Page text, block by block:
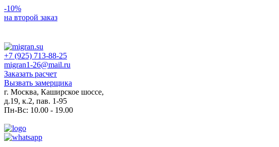
-10%
на второй заказ
+7 (925) 713-88-25
migran1-26@mail.ru
Заказать расчет
Вызвать замерщика
г. Москва, Каширское шоссе,
д.19, к.2, пав. 1-95
Пн-Вс: 10.00 - 19.00